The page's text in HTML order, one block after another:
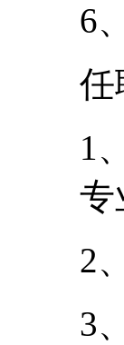
6
任
1
专
2
3